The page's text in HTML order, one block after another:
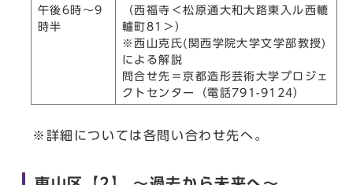
午後6時～9
時半
（西福寺＜松原通大和大路東入ル西轆
轤町81＞）
※西山克氏(関西学院大学文学部教授)
による解説
問合せ先＝京都造形芸術大学プロジェ
クトセンター（電話791-9124）
※詳細については各問い合わせ先へ。